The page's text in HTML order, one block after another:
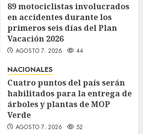
89 motociclistas involucrados
en accidentes durante los
primeros seis días del Plan
Vacación 2026
AGOSTO 7, 2026 44
NACIONALES
Cuatro puntos del país serán
habilitados para la entrega de
árboles y plantas de MOP
Verde
AGOSTO 7, 2026 52